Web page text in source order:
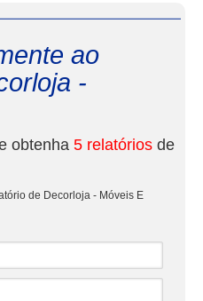
ao
-
obtenha 5 relatórios de
de Decorloja - Móveis E